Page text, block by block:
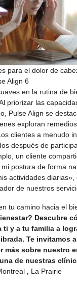
para el dolor de
Align 6
en la rutina de
priorizar las
Pulse Align se
exploran
clientes a menudo
después de
un cliente
postura de forma
actividades diarias»,
de nuestros
tu camino hacia el
Descubre
ti y a tu familia a
Te invitamos
más sobre nuestro
de nuestras
, La Prairie